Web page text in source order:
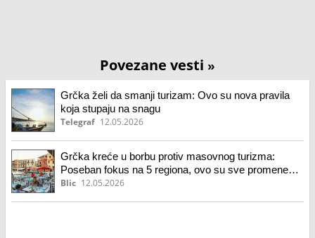
Povezane vesti »
Grčka želi da smanji turizam: Ovo su nova pravila
koja stupaju na snagu
Telegraf 12.05.2026
Grčka kreće u borbu protiv masovnog turizma:
Poseban fokus na 5 regiona, ovo su sve promene
koje donosi novi prostorni plan
Blic 12.05.2026